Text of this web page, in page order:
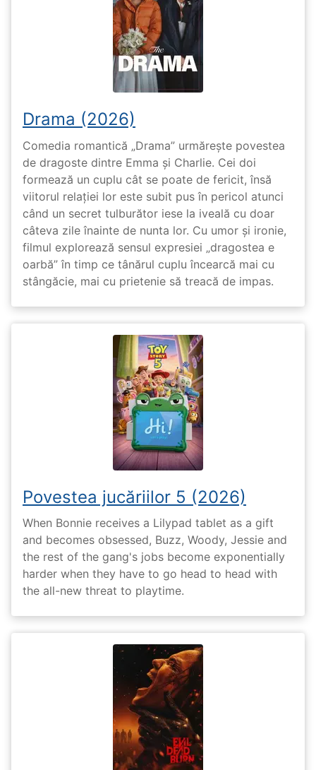
Drama (2026)
Comedia romantică „Drama” urmărește povestea
de dragoste dintre Emma și Charlie. Cei doi
formează un cuplu cât se poate de fericit, însă
viitorul relației lor este subit pus în pericol atunci
când un secret tulburător iese la iveală cu doar
câteva zile înainte de nunta lor. Cu umor și ironie,
filmul explorează sensul expresiei „dragostea e
oarbă” în timp ce tânărul cuplu încearcă mai cu
stângăcie, mai cu prietenie să treacă de impas.
Povestea jucăriilor 5 (2026)
When Bonnie receives a Lilypad tablet as a gift
and becomes obsessed, Buzz, Woody, Jessie and
the rest of the gang's jobs become exponentially
harder when they have to go head to head with
the all-new threat to playtime.